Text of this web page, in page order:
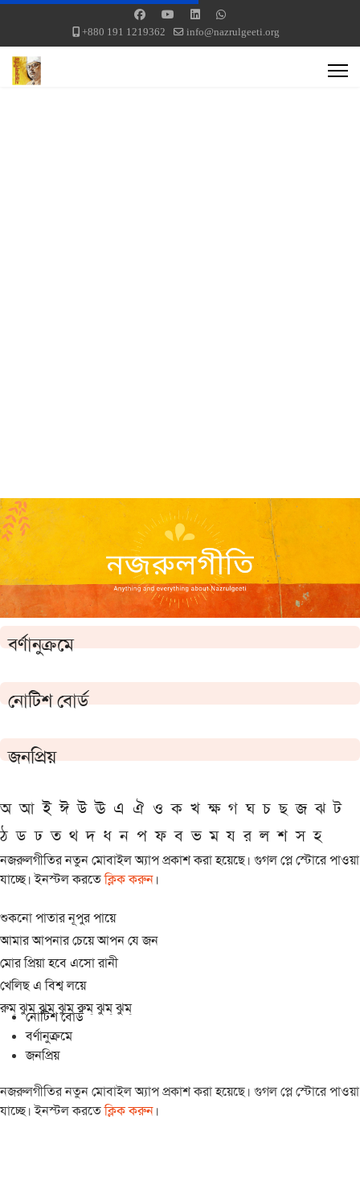
+880 191 1219362 info@nazrulgeeti.org
বর্ণানুক্রমে
নোটিশ বোর্ড
জনপ্রিয়
অ আ ই ঈ উ ঊ এ ঐ ও ক খ ক্ষ গ ঘ চ ছ জ ঝ ট
ঠ ড ঢ ত থ দ ধ ন প ফ ব ভ ম য র ল শ স হ
নজরুলগীতির নতুন মোবাইল অ্যাপ প্রকাশ করা হয়েছে। গুগল প্লে স্টোরে পাওয়া
যাচ্ছে। ইনস্টল করতেক্লিক করুন।
শুকনো পাতার নূপুর পায়ে
আমার আপনার চেয়ে আপন যে জন
মোর প্রিয়া হবে এসো রানী
খেলিছ এ বিশ্ব লয়ে
রুম্ ঝুম্ ঝুম্ ঝুম্ রুম্ ঝুম্ ঝুম্
নোটিশ বোর্ড
বর্ণানুক্রমে
জনপ্রিয়
নজরুলগীতির নতুন মোবাইল অ্যাপ প্রকাশ করা হয়েছে। গুগল প্লে স্টোরে পাওয়া
যাচ্ছে। ইনস্টল করতেক্লিক করুন।